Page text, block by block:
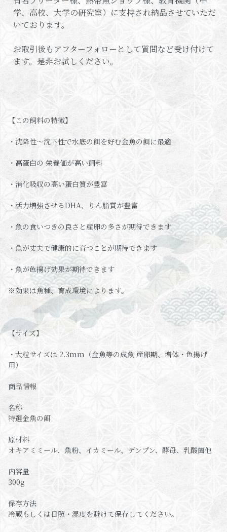
学、高校、大学の研究室）に支持され納品させていただ
いております。
お取引後もアフターフォローとして質問など受け付けて
ます。是非お試しください。
【この飼料の特徴】
・沈降性～沈下性で水底の餌を好む金魚の餌に最適
・高蛋白の 栄養価が高い飼料
・消化吸収の高い蛋白質が豊富
・活力増強させるDHA、りん脂質が豊富
・魚の食いつきの良さと産卵の多さが期待できます
・魚が丈夫で健康的に育つことが期待できます
・魚が色揚げ効果が期待できます
※効果は魚種、育成環境によります。
【サイズ】
・大粒サイズは 2.3mm（金魚等の成魚 産卵期、増体・色揚げ
用）
商品情報
名称
特選金魚の餌
原材料
オキアミミール、魚粉、イカミール、デンプン、酵母、乳酸菌他
内容量
300g
保存方法
冷蔵もしくは日照・湿度を避けて保存してください。